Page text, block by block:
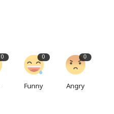
0 0
Funny
0
Angry